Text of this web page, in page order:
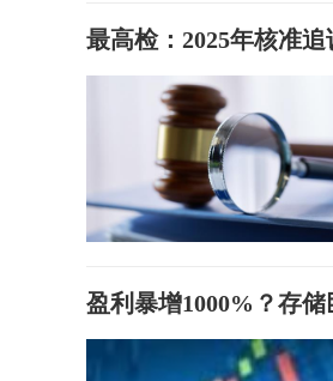
最高检：2025年核准
盈利暴增1000%？存